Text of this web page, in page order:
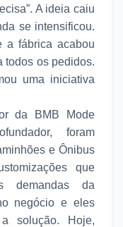
A ideia caiu
se intensificou.
a fábrica acabou
todos os pedidos.
uma iniciativa
da BMB Mode
foram
e Ônibus
que
demandas da
negócio e eles
solução. Hoje,